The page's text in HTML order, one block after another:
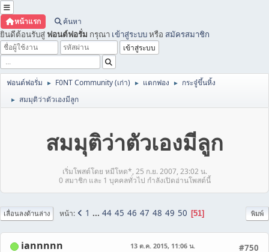
หน้าแรก ค้นหา
ยินดีต้อนรับสู่ ฟอนต์ฟอรั่ม กรุณา เข้าสู่ระบบหรือ สมัครสมาชิก
ฟอนต์ฟอรั่ม ► F0NT Community (เก่า) ► แตกฟอง ► กระจู๋ขึ้นหิ้ง
► สมมุติว่าตัวเองมีลูก
สมมุติว่าตัวเองมีลูก
เริ่มโพสต์โดย หมีโหด*, 25 ก.ย. 2007, 23:02 น.
0 สมาชิก และ 1 บุคคลทั่วไป กำลังเปิดอ่านโพสต์นี้
พิมพ์
เลื่อนลงด้านล่าง หน้า 1 ... 44 45 46 47 48 49 50 51
iannnnn #750
13 ต.ค. 2015, 11:06 น.